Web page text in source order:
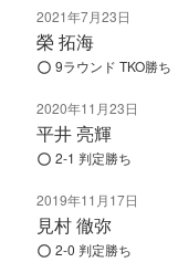
2021年7月23日
榮 拓海
9ラウンド TKO勝ち
2020年11月23日
平井 亮輝
2-1 判定勝ち
2019年11月17日
見村 徹弥
2-0 判定勝ち